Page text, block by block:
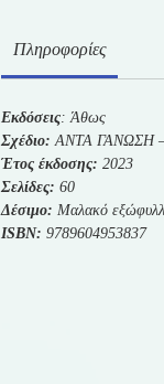
Πληροφορίες
Εκδόσεις: Άθως
Σχέδιο:ΑΝΤΑ ΓΑΝΩΣΗ
Έτος έκδοσης: 2023
Σελίδες: 60
Δέσιμο: Μαλακό
ISBN: 9789604953837